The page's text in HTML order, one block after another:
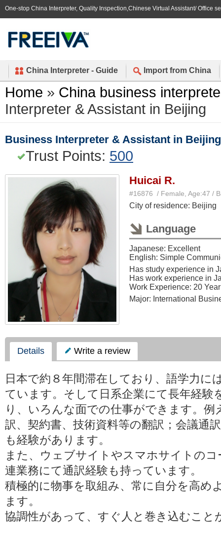
One-stop China Interpreter, Quality Inspection,Chinese Virtual Assistant/ Office
China Interpreter - Guide Import from China
Home » China business
Interpreter & Assistant in Beijing
Business Interpreter & Assistant in Beijing
Trust Points: 500
Huicai R.
#16876 / Female, Age:47 /
City of residence: Beijing
Language
Japanese: Excellent
English: Simple
Has study experience in
Has work experience in
Work Experience: 20
Major: International
Details Write a review
日本で約８年間滞在しており、語学力に
ています。そして日系企業にて長年経験
り、いろんな面での仕事ができます。例
訳、契約書、技術資料等の翻訳；会議通
も経験があります。
また、ウェブサイトやスマホサイトの
連業務にて通訳経験も持っています。
積極的に物事を取組み、常に自分を高め
ます。
協調性があって、すぐ人と巻き込むこと